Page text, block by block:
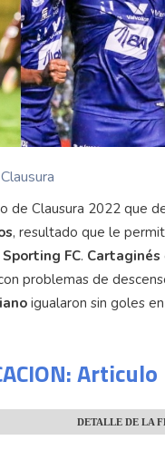
de Clausura 2022 que
, resultado que le
Sporting FC. Cartaginés
problemas de
igualaron sin goles
Articulo
DETALLE DE LA